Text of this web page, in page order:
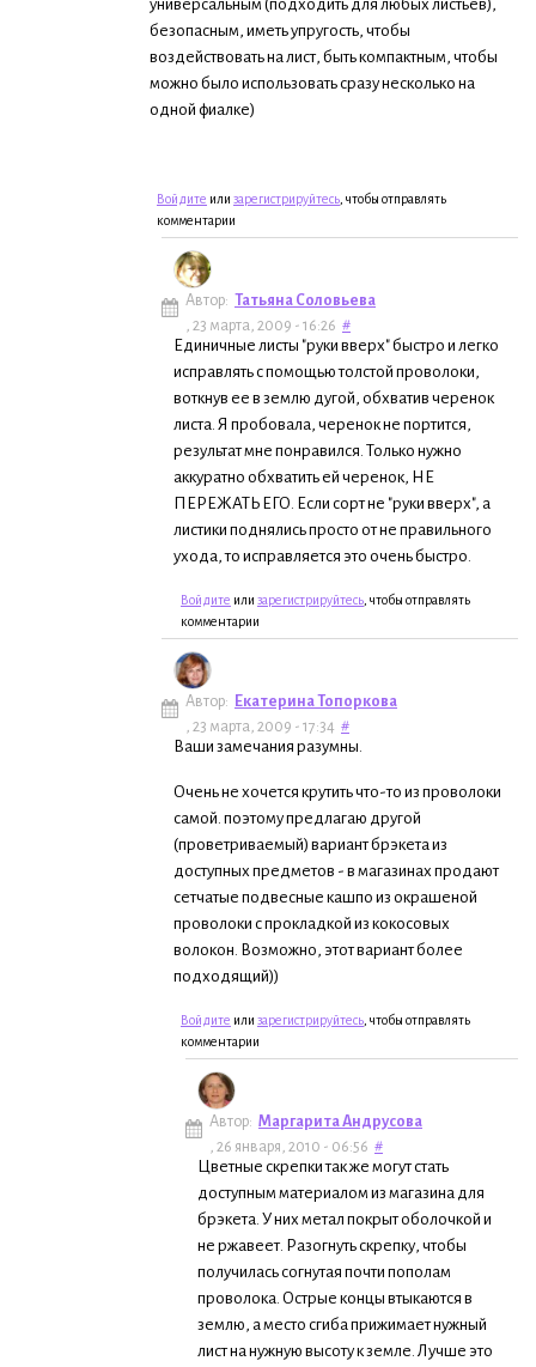
универсальным (подходить для любых листьев),
безопасным, иметь упругость, чтобы
воздействовать на лист, быть компактным, чтобы
можно было использовать сразу несколько на
одной фиалке)
Войдите или зарегистрируйтесь , чтобы отправлять
комментарии
Автор: Татьяна Соловьева
, 23 марта, 2009 - 16:26 #
Единичные листы "руки вверх" быстро и легко
исправлять с помощью толстой проволоки,
воткнув ее в землю дугой, обхватив черенок
листа. Я пробовала, черенок не портится,
результат мне понравился. Только нужно
аккуратно обхватить ей черенок, НЕ
ПЕРЕЖАТЬ ЕГО. Если сорт не "руки вверх", а
листики поднялись просто от не правильного
ухода, то исправляется это очень быстро.
Войдите или зарегистрируйтесь , чтобы отправлять
комментарии
Автор: Екатерина Топоркова
, 23 марта, 2009 - 17:34 #
Ваши замечания разумны.
Очень не хочется крутить что-то из проволоки
самой. поэтому предлагаю другой
(проветриваемый) вариант брэкета из
доступных предметов - в магазинах продают
сетчатые подвесные кашпо из окрашеной
проволоки с прокладкой из кокосовых
волокон. Возможно, этот вариант более
подходящий))
Войдите или зарегистрируйтесь , чтобы отправлять
комментарии
Автор: Маргарита Андрусова
, 26 января, 2010 - 06:56 #
Цветные скрепки так же могут стать
доступным материалом из магазина для
брэкета. У них метал покрыт оболочкой и
не ржавеет. Разогнуть скрепку, чтобы
получилась согнутая почти пополам
проволока. Острые концы втыкаются в
землю, а место сгиба прижимает нужный
лист на нужную высоту к земле. Лучше это